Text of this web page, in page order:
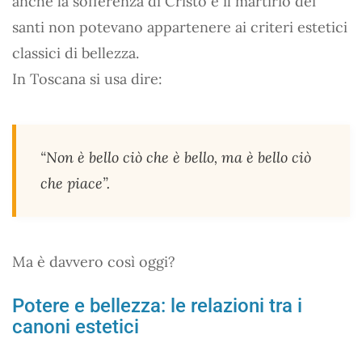
santi non potevano appartenere ai criteri estetici
classici di bellezza.
In Toscana si usa dire:
“Non è bello ciò che è bello, ma è bello ciò
che piace”.
Ma è davvero così oggi?
Potere e bellezza: le relazioni tra i
canoni estetici